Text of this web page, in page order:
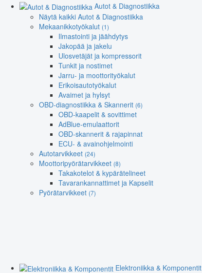
Autot & Diagnostiikka
Näytä kaikki Autot & Diagnostiikka
Mekaanikkotyökalut (1)
Ilmastointi ja jäähdytys
Jakopää ja jakelu
Ulosvetäjät ja kompressorit
Tunkit ja nostimet
Jarru- ja moottorityökalut
Erikoisautotyökalut
Avaimet ja hylsyt
OBD-diagnostiikka & Skannerit (6)
OBD-kaapelit & sovittimet
AdBlue-emulaattorit
OBD-skannerit & rajapinnat
ECU- & avainohjelmointi
Autotarvikkeet (24)
Moottoripyörätarvikkeet (8)
Takakotelot & kypärätelineet
Tavarankannattimet ja Kapselit
Pyörätarvikkeet (7)
Elektroniikka & Komponentit